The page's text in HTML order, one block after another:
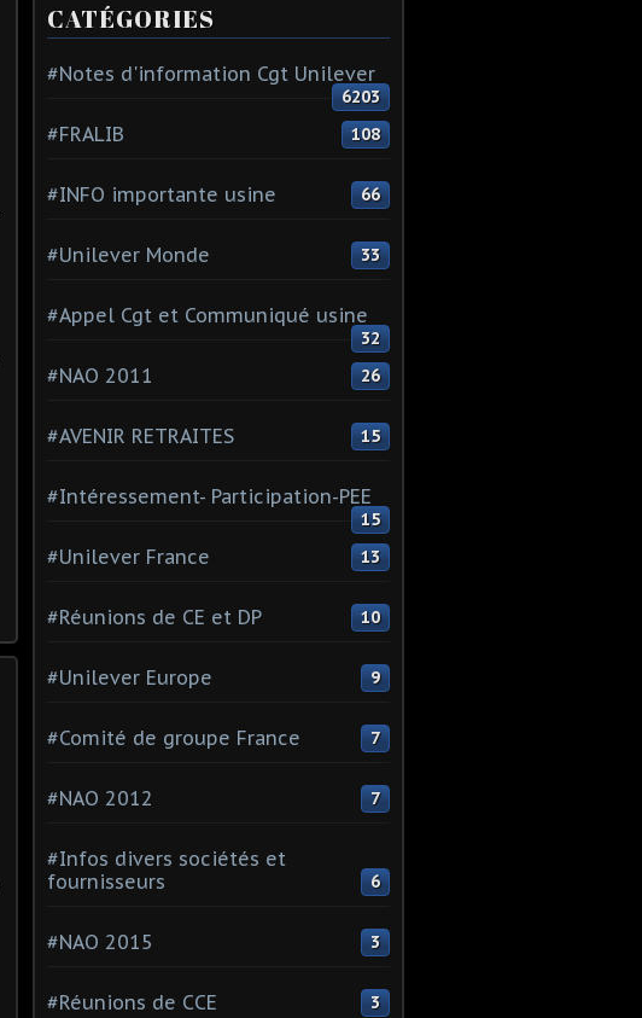
CATÉGORIES
#Notes d'information Cgt Unilever
6203
#FRALIB 108
#INFO importante usine 66
#Unilever Monde 33
#Appel Cgt et Communiqué usine
32
#NAO 2011 26
#AVENIR RETRAITES 15
#Intéressement- Participation-PEE
15
#Unilever France 13
#Réunions de CE et DP 10
#Unilever Europe 9
#Comité de groupe France 7
#NAO 2012 7
#Infos divers sociétés et
fournisseurs
6
#NAO 2015 3
#Réunions de CCE 3